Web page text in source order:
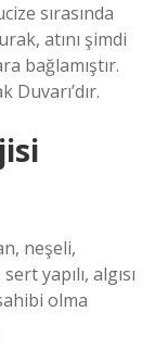
sırasında
atını şimdi
bağlamıştır.
neşeli,
yapılı, algısı
olma